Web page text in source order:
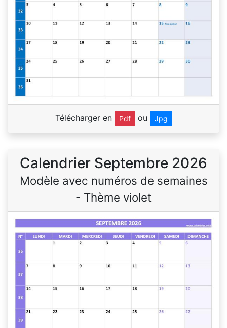
Télécharger en Pdf ou Jpg
Calendrier Septembre 2026
Modèle avec numéros de semaines
- Thème violet